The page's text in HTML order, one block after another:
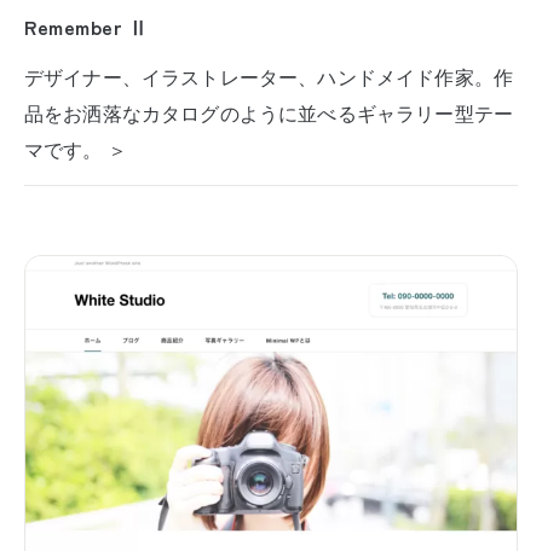
Remember Ⅱ
デザイナー、イラストレーター、ハンドメイド作家。作
品をお洒落なカタログのように並べるギャラリー型テー
マです。 ＞